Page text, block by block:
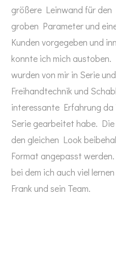
größere Leinwand für
groben Parameter und
Kunden vorgegeben und
konnte ich mich
wurden von mir in Serie
Freihandtechnik und
interessante Erfahrung da
Serie gearbeitet habe.
den gleichen Look
Format angepasst
bei dem ich auch viel
Frank und sein Team.